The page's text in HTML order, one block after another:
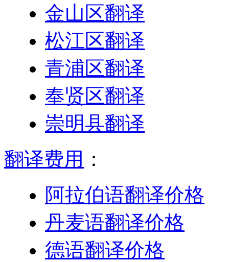
金山区翻译
松江区翻译
青浦区翻译
奉贤区翻译
崇明县翻译
翻译费用 ：
阿拉伯语翻译价格
丹麦语翻译价格
德语翻译价格